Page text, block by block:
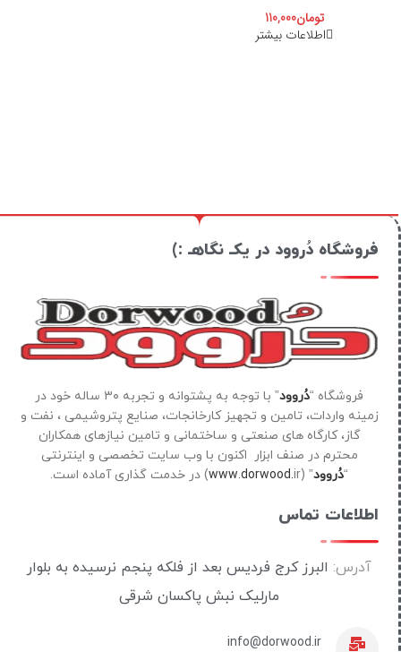
تومان110,000
اطلاعات بیشتر
فروشگاه دُروود در یکـ نگاهـ :)
فروشگاه “دُروود
” با توجه به پشتوانه و تجربه ۳۰ ساله خود در
زمینه واردات، تامین و تجهیز کارخانجات، صنایع پتروشیمی ، نفت و
گاز، کارگاه های صنعتی و ساختمانی و تامین نیازهای همکاران
محترم در صنف ابزار اکنون با وب سایت تخصصی و اینترنتی
“دُروود” (
www.dorwood.ir) در خدمت گذاری آماده است.
اطلاعات تماس
آدرس: البرز کرج فردیس بعد از فلکه پنجم نرسیده به بلوار
مارلیک نبش پاکسان شرقی
info@dorwood.ir